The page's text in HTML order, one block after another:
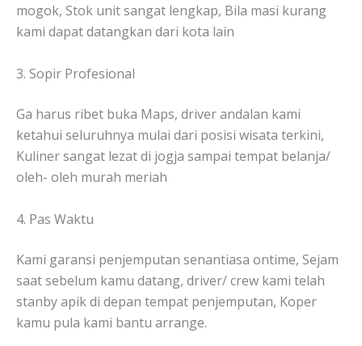
mogok, Stok unit sangat lengkap, Bila masi kurang
kami dapat datangkan dari kota lain
3. Sopir Profesional
Ga harus ribet buka Maps, driver andalan kami
ketahui seluruhnya mulai dari posisi wisata terkini,
Kuliner sangat lezat di jogja sampai tempat belanja/
oleh- oleh murah meriah
4. Pas Waktu
Kami garansi penjemputan senantiasa ontime, Sejam
saat sebelum kamu datang, driver/ crew kami telah
stanby apik di depan tempat penjemputan, Koper
kamu pula kami bantu arrange.